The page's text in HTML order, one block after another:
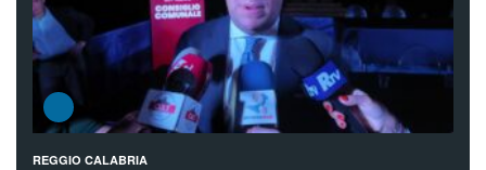
REGGIO CALABRIA